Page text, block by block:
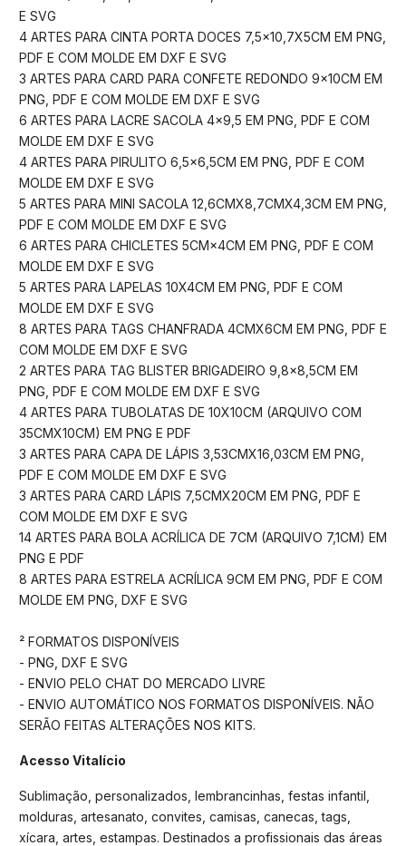
E SVG
4 ARTES PARA CINTA PORTA DOCES 7,5×10,7X5CM EM PNG,
PDF E COM MOLDE EM DXF E SVG
3 ARTES PARA CARD PARA CONFETE REDONDO 9×10CM EM
PNG, PDF E COM MOLDE EM DXF E SVG
6 ARTES PARA LACRE SACOLA 4×9,5 EM PNG, PDF E COM
MOLDE EM DXF E SVG
4 ARTES PARA PIRULITO 6,5×6,5CM EM PNG, PDF E COM
MOLDE EM DXF E SVG
5 ARTES PARA MINI SACOLA 12,6CMX8,7CMX4,3CM EM PNG,
PDF E COM MOLDE EM DXF E SVG
6 ARTES PARA CHICLETES 5CM×4CM EM PNG, PDF E COM
MOLDE EM DXF E SVG
5 ARTES PARA LAPELAS 10X4CM EM PNG, PDF E COM
MOLDE EM DXF E SVG
8 ARTES PARA TAGS CHANFRADA 4CMX6CM EM PNG, PDF E
COM MOLDE EM DXF E SVG
2 ARTES PARA TAG BLISTER BRIGADEIRO 9,8×8,5CM EM
PNG, PDF E COM MOLDE EM DXF E SVG
4 ARTES PARA TUBOLATAS DE 10X10CM (ARQUIVO COM
35CMX10CM) EM PNG E PDF
3 ARTES PARA CAPA DE LÁPIS 3,53CMX16,03CM EM PNG,
PDF E COM MOLDE EM DXF E SVG
3 ARTES PARA CARD LÁPIS 7,5CMX20CM EM PNG, PDF E
COM MOLDE EM DXF E SVG
14 ARTES PARA BOLA ACRÍLICA DE 7CM (ARQUIVO 7,1CM) EM
PNG E PDF
8 ARTES PARA ESTRELA ACRÍLICA 9CM EM PNG, PDF E COM
MOLDE EM PNG, DXF E SVG
² FORMATOS DISPONÍVEIS
- PNG, DXF E SVG
- ENVIO PELO CHAT DO MERCADO LIVRE
- ENVIO AUTOMÁTICO NOS FORMATOS DISPONÍVEIS. NÃO
SERÃO FEITAS ALTERAÇÕES NOS KITS.
Acesso Vitalício
Sublimação, personalizados, lembrancinhas, festas infantil,
molduras, artesanato, convites, camisas, canecas, tags,
xícara, artes, estampas. Destinados a profissionais das áreas